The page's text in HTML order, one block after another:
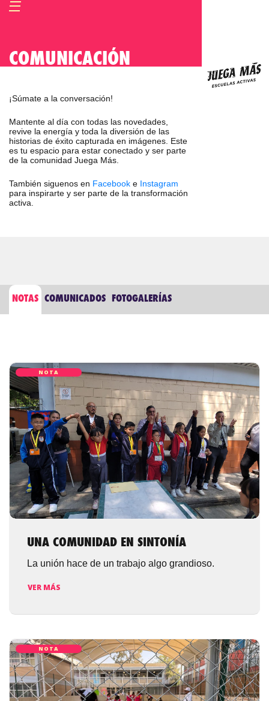
COMUNICACIÓN
¡Súmate a la conversación!
Mantente al día con todas las novedades,
revive la energía y toda la diversión de las
historias de éxito capturada en imágenes. Este
es tu espacio para estar conectado y ser parte
de la comunidad Juega Más.
También siguenos en Facebook e Instagram
para inspirarte y ser parte de la transformación
activa.
NOTAS COMUNICADOS FOTOGALERÍAS
NOTA
UNA COMUNIDAD EN SINTONÍA
La unión hace de un trabajo algo grandioso.
VER MÁS
NOTA